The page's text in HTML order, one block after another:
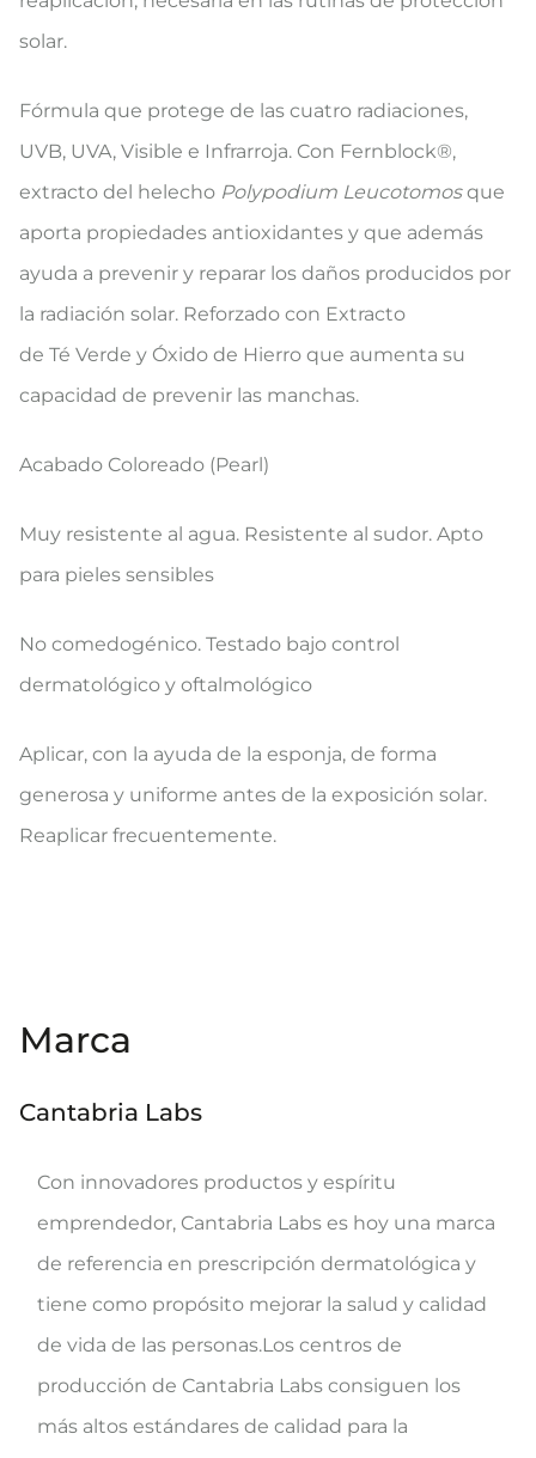
solar.
Fórmula que protege de las cuatro radiaciones,
UVB, UVA, Visible e Infrarroja. Con Fernblock®,
extracto del helecho Polypodium Leucotomosque
aporta propiedades antioxidantes y que además
ayuda a prevenir y reparar los daños producidos por
la radiación solar. Reforzado con Extracto
de Té Verde y Óxido de Hierro que aumenta su
capacidad de prevenir las manchas.
Acabado Coloreado (Pearl)
Muy resistente al agua. Resistente al sudor. Apto
para pieles sensibles
No comedogénico. Testado bajo control
dermatológico y oftalmológico
Aplicar, con la ayuda de la esponja, de forma
generosa y uniforme antes de la exposición solar.
Reaplicar frecuentemente.
Marca
Cantabria Labs
Con innovadores productos y espíritu
emprendedor, Cantabria Labs es hoy una marca
de referencia en prescripción dermatológica y
tiene como propósito mejorar la salud y calidad
de vida de las personas.Los centros de
producción de Cantabria Labs consiguen los
más altos estándares de calidad para la